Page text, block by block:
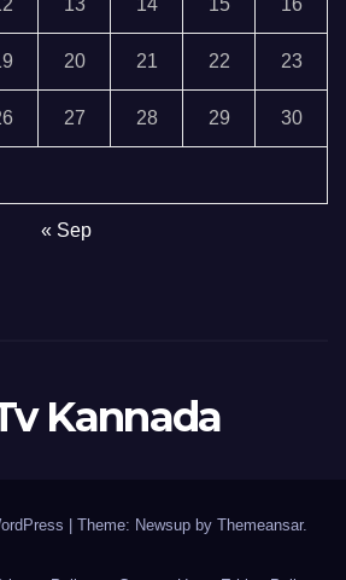
20 21 22 23
27 28 29 30
« Sep
Kannada
| Theme: Newsup by Themeansar.